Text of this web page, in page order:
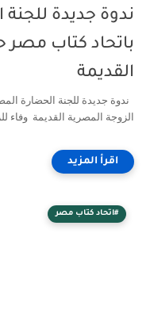
ندوة جديدة
باتحاد كتاب مصر
القديمة
ندوة جديدة للجنة الحضارة
الزوجة المصرية القديمة وفاء
#اتحاد كتاب مصر